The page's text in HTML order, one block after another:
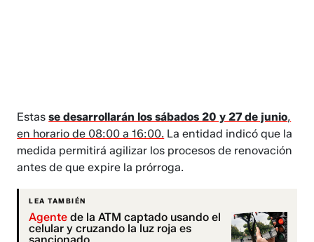
Estasse desarrollarán los sábados 20 y 27 de junio,
en horario de 08:00 a 16:00. La entidad indicó que la
medida permitirá agilizar los procesos de renovación
antes de que expire la prórroga.
LEA TAMBIÉN
Agente de la ATM captado usando el
celular y cruzando la luz roja es